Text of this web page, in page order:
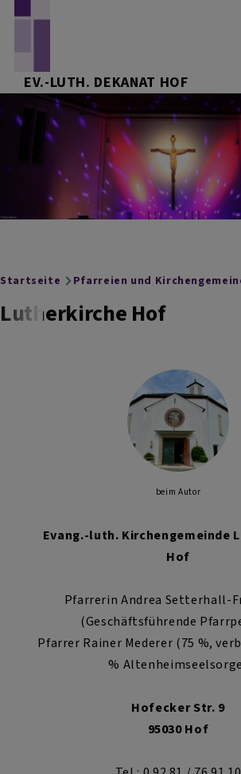
EV.-LUTH. DEKANAT HOF
Breadcrumb
Startseite Pfarreien und
Lutherkirche Hof
beim Autor
Evang.-luth. Kirchengemeinde
Hof
Pfarrerin Andrea Setterhall-
(Geschäftsführende
Pfarrer Rainer Mederer (75 %,
%
Hofecker Str. 9
95030 Hof